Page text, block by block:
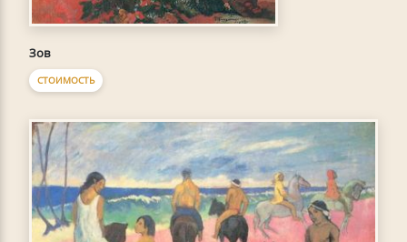
Зов
СТОИМОСТЬ